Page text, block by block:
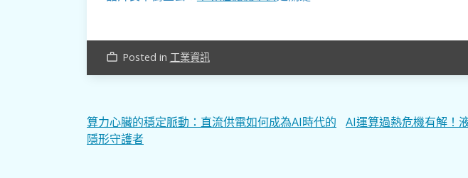
work_outline Posted in 工業資訊
文
章
算力心臟的穩定脈動：直流供電如何成為AI時代的
隱形守護者
AI運算過熱危機有解！